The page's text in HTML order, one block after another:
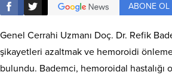
ABONE OL
Genel Cerrahi Uzmanı Doç. Dr. Refik
şikayetleri azaltmak ve hemoroidi
bulundu. Bademci, hemoroidal hastalığı